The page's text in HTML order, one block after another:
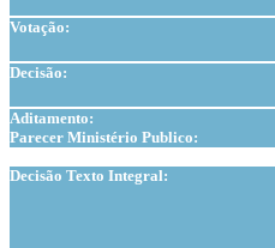
Votação:
Decisão:
Aditamento:
Parecer Ministério Publico:
Decisão Texto Integral: